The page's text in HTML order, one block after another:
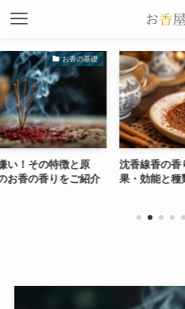
お香の基礎
の特徴と原
香りをご紹介
沈香線香の香りで
果・効能と種類を